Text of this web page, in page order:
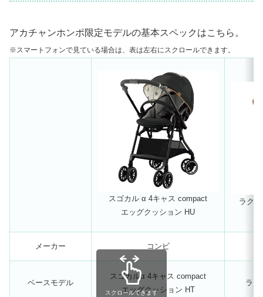
アカチャンホンポ限定モデルの基本スペックはこちら。
※スマートフォンで見ている場合は、表は左右にスクロールできます。
スゴカル α 4キャス compact
エッグクッション HU
ラク
メーカー コンビ
ベースモデル
スゴカルα 4キャス compact
エッグクッション HT
ラク
スクロールできます